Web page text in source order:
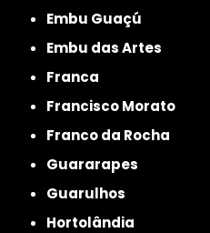
Embu Guaçú
Embu das Artes
Franca
Francisco Morato
Franco da Rocha
Guararapes
Guarulhos
Hortolândia